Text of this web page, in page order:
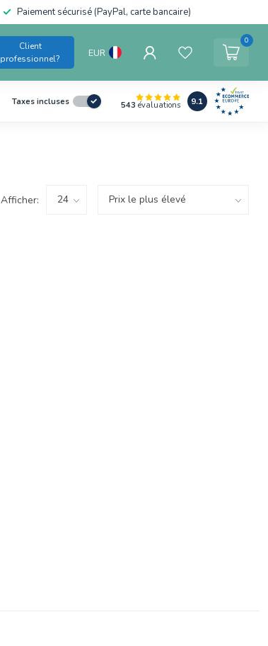
Paiement sécurisé (PayPal, carte bancaire)
Client
professionnel?
EUR
0
Taxes incluses 543 évaluations 9.1
Afficher: